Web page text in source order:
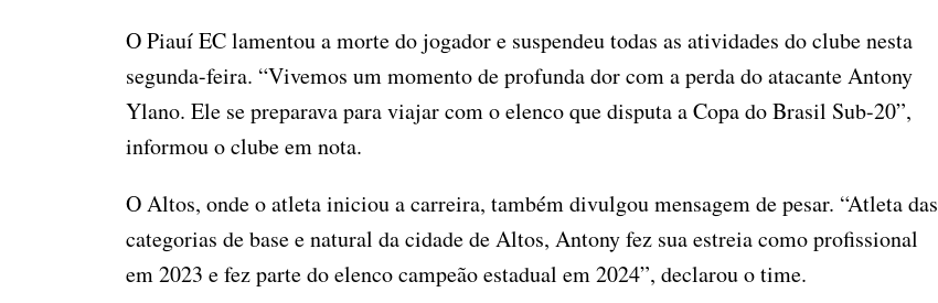
O Piauí EC lamentou a morte do jogador e suspendeu todas as atividades do clube nesta
segunda-feira. “Vivemos um momento de profunda dor com a perda do atacante Antony
Ylano. Ele se preparava para viajar com o elenco que disputa a Copa do Brasil Sub-20”,
informou o clube em nota.
O Altos, onde o atleta iniciou a carreira, também divulgou mensagem de pesar. “Atleta das
categorias de base e natural da cidade de Altos, Antony fez sua estreia como profissional
em 2023 e fez parte do elenco campeão estadual em 2024”, declarou o time.